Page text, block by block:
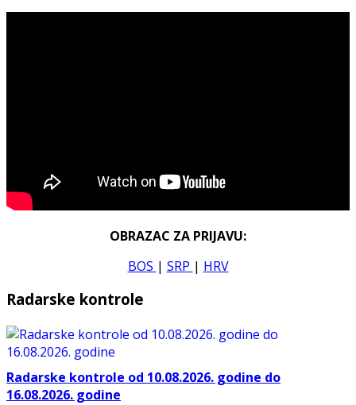
OBRAZAC ZA PRIJAVU:
BOS | SRP | HRV
Radarske kontrole
Radarske kontrole od 10.08.2026. godine do
16.08.2026. godine